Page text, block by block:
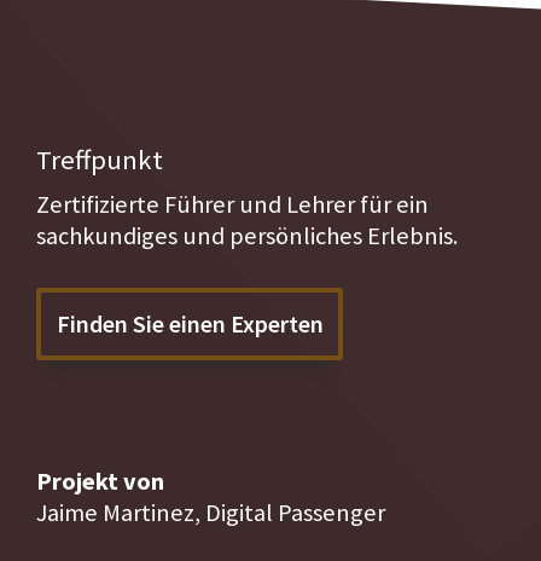
Treffpunkt
Zertifizierte Führer und Lehrer für ein
sachkundiges und persönliches Erlebnis.
Finden Sie einen Experten
Projekt von
Jaime Martinez, Digital Passenger